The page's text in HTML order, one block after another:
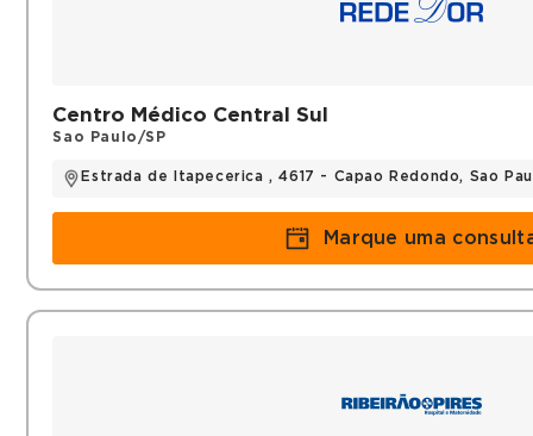
Centro Médico Central Sul
Sao Paulo/SP
Estrada de Itapecerica , 4617 - Capao Redondo, Sao
Marque uma